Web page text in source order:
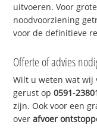
uitvoeren. Voor
noodvoorziening
voor de definitieve
Offerte of advies
Wilt u weten wat wij
gerust op0591-
zijn. Ook voor een
overafvoer